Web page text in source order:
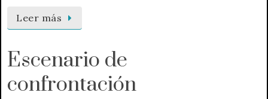
Leer más
Escenario de
confrontación